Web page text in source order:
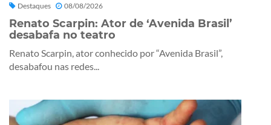
Destaques 08/08/2026
Renato Scarpin: Ator de ‘Avenida Brasil’
desabafa no teatro
Renato Scarpin, ator conhecido por “Avenida Brasil”,
desabafou nas redes...